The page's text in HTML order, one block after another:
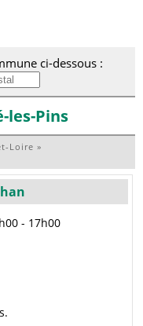
ci-dessous :
les-Pins
Loire »
- 17h00